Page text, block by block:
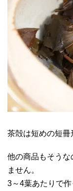
茶殻は短めの短冊
他の商品もそうな
ません。
3～4葉あたりで作